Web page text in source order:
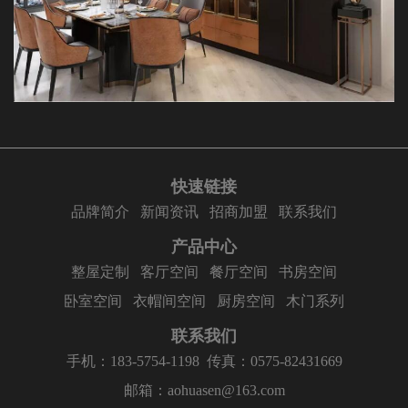
快速链接
品牌简介 新闻资讯 招商加盟 联系我们
产品中心
整屋定制 客厅空间 餐厅空间
书房空间
卧室空间
衣帽间空间 厨房空间 木门系列
联系我们
手机：183-5754-1198 传真：0575-82431669
邮箱：aohuasen@163.com